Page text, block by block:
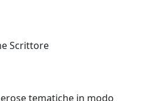
Scrittore
tematiche in modo